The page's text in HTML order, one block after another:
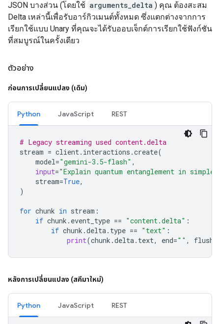
JSON บางส่วน (โดยใช้ arguments_delta ) คุณ ต้องสะสม
Delta เหล่านี้เพื่อรับอาร์กิวเมนต์ทั้งหมด ซึ่งแตกต่างจากการ
เรียกใช้แบบ Unary ที่คุณจะได้รับออบเจ็กต์การเรียกใช้ฟังก์ชัน
ที่สมบูรณ์ในครั้งเดียว
ตัวอย่าง
ก่อนการเปลี่ยนแปลง (เดิม)
Python JavaScript REST
# Legacy streaming used content.delta
stream = client. interactions .create(
model="gemini-3.5-flash" ,
input="Explain quantum entanglement in simple
stream=True,
)
for chunk in stream :
if chunk . event_type == "content.delta" :
if chunk .delta. type == "text" :
print(chunk .delta. text, end="" , flush
หลังการเปลี่ยนแปลง (สคีมาใหม่)
Python JavaScript REST